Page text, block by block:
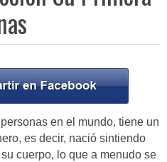
en el mundo, tiene un
es decir, nació sintiendo
cuerpo, lo que a menudo se